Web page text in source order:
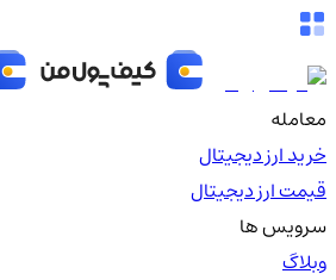
معامله
خرید ارز دیجیتال
قیمت ارز دیجیتال
سرویس ها
وبلاگ